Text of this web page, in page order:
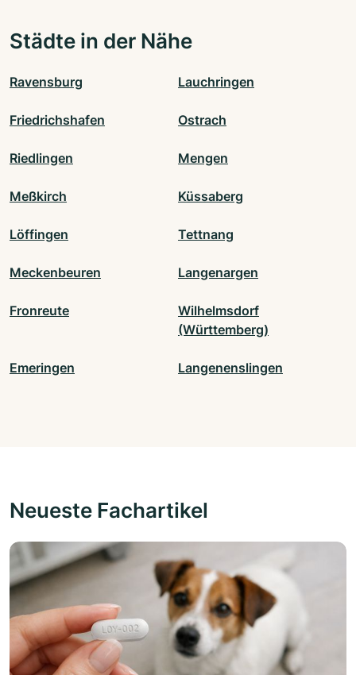
Städte in der Nähe
Ravensburg Lauchringen
Friedrichshafen Ostrach
Riedlingen Mengen
Meßkirch Küssaberg
Löffingen Tettnang
Meckenbeuren Langenargen
Fronreute
Wilhelmsdorf
(Württemberg)
Emeringen Langenenslingen
Neueste Fachartikel